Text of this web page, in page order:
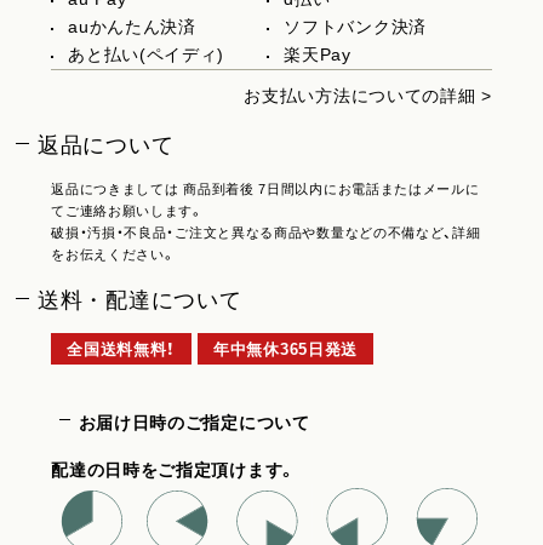
auかんたん決済
ソフトバンク決済
あと払い(ペイディ)
楽天Pay
お支払い方法についての詳細 >
返品について
返品につきましては 商品到着後 7日間以内にお電話またはメールに
てご連絡お願いします。
破損・汚損・不良品・ご注文と異なる商品や数量などの不備など、詳細
をお伝えください。
送料・配達について
全国送料無料！ 年中無休365日発送
お届け日時のご指定について
配達の日時をご指定頂けます。